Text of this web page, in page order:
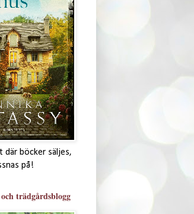
där böcker säljes,
på!
trädgårdsblogg